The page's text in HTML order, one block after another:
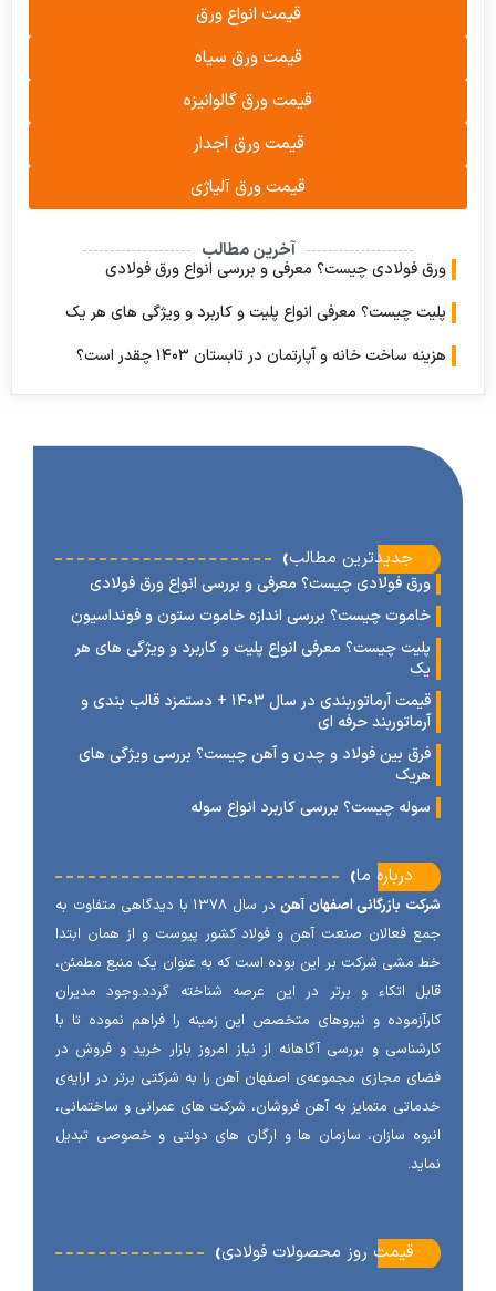
قیمت انواع ورق
قیمت ورق سیاه
قیمت ورق گالوانیزه
قیمت ورق آجدار
قیمت ورق آلیاژی
آخرین مطالب
فولادی چیست؟ معرفی و بررسی انواع ورق فولادی
چیست؟ معرفی انواع پلیت و کاربرد و ویژگی های هر یک
ساخت خانه و آپارتمان در تابستان ۱۴۰۳ چقدر است؟
‹جدیدترین مطالب
فولادی چیست؟ معرفی و بررسی انواع ورق فولادی
چیست؟ بررسی اندازه خاموت ستون و فونداسیون
چیست؟ معرفی انواع پلیت و کاربرد و ویژگی های هر
قیمت آرماتوربندی در سال ۱۴۰۳ + دستمزد قالب بندی و
حرفه ای
بین فولاد و چدن و آهن چیست؟ بررسی ویژگی های
چیست؟ بررسی کاربرد انواع سوله
درباره ما
بازرگانی اصفهان آهن
در سال ۱۳۷۸ با دیدگاهی متفاوت به
فعالان صنعت آهن و فولاد کشور پیوست و از همان ابتدا
مشی شرکت بر این بوده است که به عنوان یک منبع مطمئن،
اتکاء و برتر در این عرصه شناخته گردد.وجود مدیران
و نیروهای متخصص این زمینه را فراهم نموده تا با
و بررسی آگاهانه از نیاز امروز بازار خرید و فروش در
مجازی مجموعه‌ی اصفهان آهن را به شرکتی برتر در ارایه‌ی
متمایز به آهن فروشان، شرکت های عمرانی و ساختمانی،
سازان، سازمان ها و ارگان های دولتی و خصوصی تبدیل
‹قیمت روز محصولات فولادی